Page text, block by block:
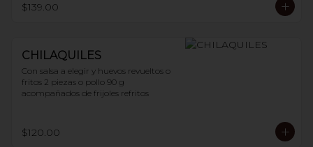
$139.00
CHILAQUILES
Con salsa a elegir y huevos revueltos o
fritos 2 piezas o pollo 90 g
acompañados de frijoles refritos
$120.00